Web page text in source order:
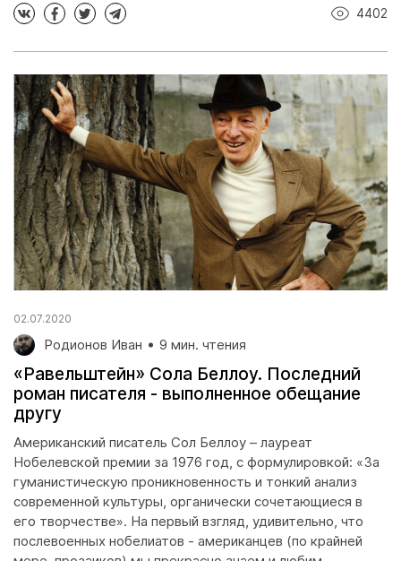
4402
02.07.2020
Родионов Иван 9 мин. чтения
«Равельштейн» Сола Беллоу. Последний
роман писателя - выполненное обещание
другу
Американский писатель Сол Беллоу – лауреат
Нобелевской премии за 1976 год, с формулировкой: «За
гуманистическую проникновенность и тонкий анализ
современной культуры, органически сочетающиеся в
его творчестве». На первый взгляд, удивительно, что
послевоенных нобелиатов - американцев (по крайней